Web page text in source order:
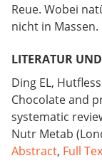
Reue. Wobei
nicht in Massen.
LITERATUR
Ding EL,
Chocolate and
systematic
Nutr Metab
Abstract, Full